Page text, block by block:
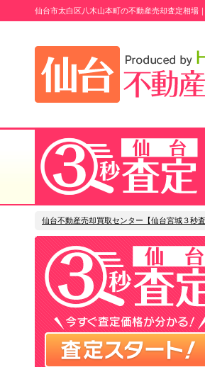
仙台市太白区八木山本町の不動産売却査定相場
仙台不動産売却買取センター【仙台宮城３秒査